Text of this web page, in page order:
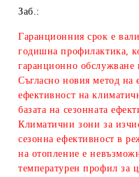
Заб.:
Гаранционния срок е
годишна профилактика,
гаранционно обслужване
Съгласно новия метод на
ефективност на
базата на сезонната
Климатични зони за
сезонна ефективност в
на отопление е
температурен профил за